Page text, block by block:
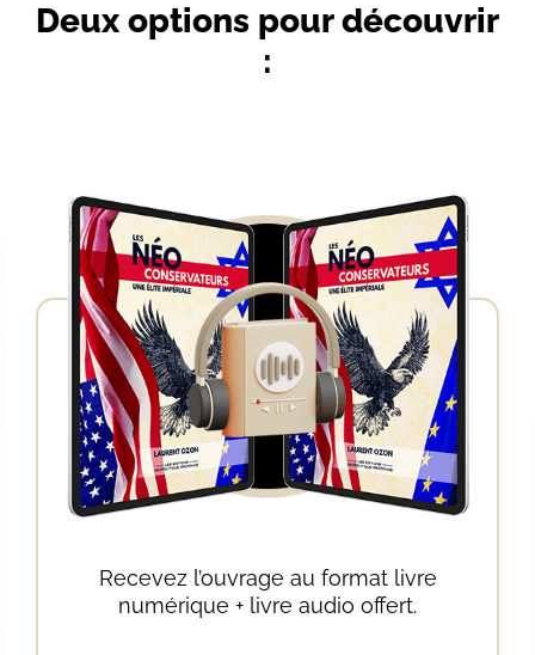
Deux options pour découvrir
:
Recevez l’ouvrage au format livre
numérique + livre audio offert.